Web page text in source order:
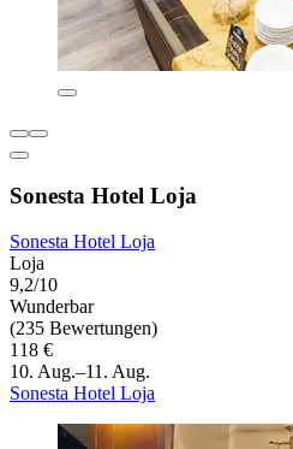
Sonesta Hotel Loja
Sonesta Hotel Loja
Loja
9,2/10
Wunderbar
(235 Bewertungen)
118 €
10. Aug.–11. Aug.
Sonesta Hotel Loja